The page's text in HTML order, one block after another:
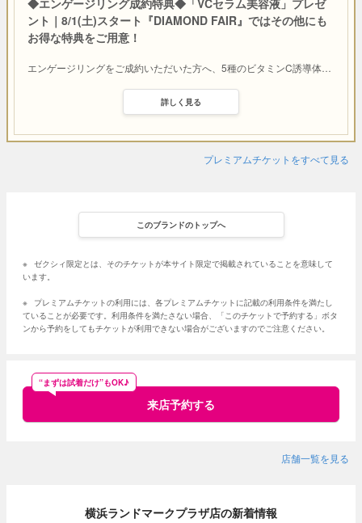
◆エンゲージリング成約特典◆「VCセラム美容液」プレゼ
ント｜8/1(土)スタート『DIAMOND FAIR』ではその他にも
お得な特典をご用意！
エンゲージリングをご成約いただいた方へ、5種のビタミンC誘導体…
詳しく見る
プレミアムチケットをすべて見る
このブランドのトップへ
※ ゼクシィ限定とは、そのチケットが本サイト限定で掲載されていることを意味して
います。
※
プレミアムチケットの利用には、各プレミアムチケットに記載の利用条件を満たし
ていることが必要です。利用条件を満たさない場合、「このチケットで予約する」ボタ
ンから予約をしてもチケットが利用できない場合がございますのでご注意ください。
来店予約する
“まずは試着だけ”もOK♪
店舗一覧を見る
横浜ランドマークプラザ店の新着情報